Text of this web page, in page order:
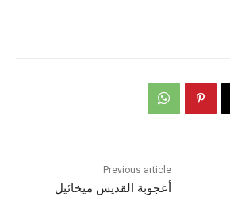
Previous article
أعجوبة القديس ميخائيل